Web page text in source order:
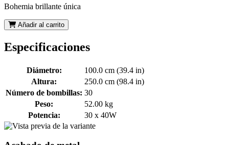
Bohemia brillante única
Añadir al carrito
Especificaciones
Diámetro:
100.0 cm (39.4 in)
Altura:
250.0 cm (98.4 in)
Número de bombillas: 30
Peso:
52.00 kg
Potencia:
30 x 40W